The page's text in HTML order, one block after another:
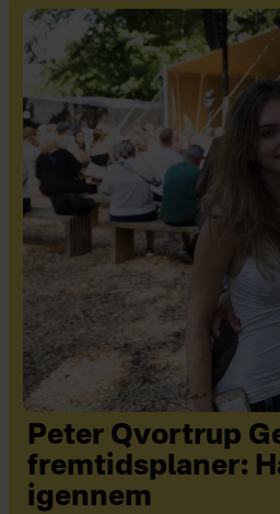
Peter Qvortrup
fremtidsplaner:
igennem